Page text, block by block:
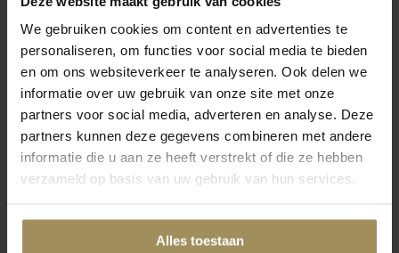
We gebruiken cookies om content en advertenties te
personaliseren, om functies voor social media te bieden
en om ons websiteverkeer te analyseren. Ook delen we
informatie over uw gebruik van onze site met onze
partners voor social media, adverteren en analyse. Deze
partners kunnen deze gegevens combineren met andere
informatie die u aan ze heeft verstrekt of die ze hebben
verzameld op basis van uw gebruik van hun services.
Alles toestaan
Op zoek naar meer inspiratie?
Stoelen
1 2 3 4